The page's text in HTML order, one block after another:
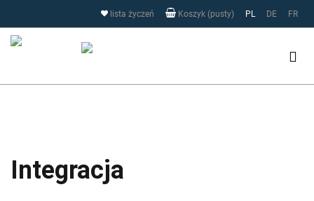
Strona korzysta z plików cookies w celu realizacji usług i
Polityką Plików CookiesorazRODO. Możesz określić
warunki przechowywania lub dostępu do plików cookies w
Twojej przeglądarce.
lista życzeń Koszyk (pusty) PL DE FR
Integracja